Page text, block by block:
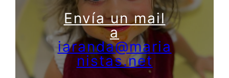
Envía un mail
a
iaranda@maria
nistas.net